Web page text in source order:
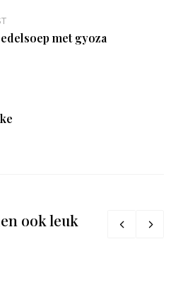
met gyoza
ook leuk